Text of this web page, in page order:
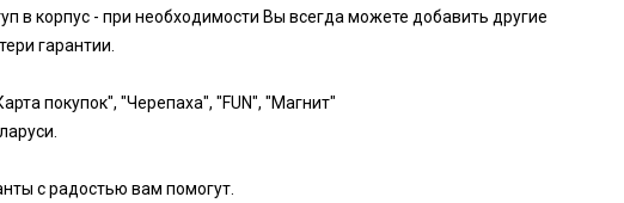
в корпус - при необходимости Вы всегда можете добавить другие
гарантии.
покупок", "Черепаха", "FUN", "Магнит"
с радостью вам помогут.